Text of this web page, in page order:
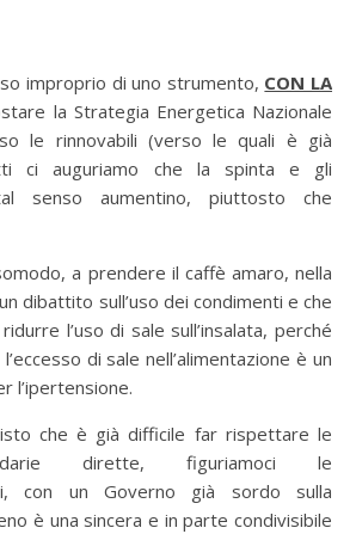
improprio di uno strumento, CON LA
la Strategia Energetica Nazionale
le rinnovabili (verso le quali è già
ci auguriamo che la spinta e gli
senso aumentino, piuttosto che
a prendere il caffè amaro, nella
dibattito sull’uso dei condimenti e che
l’uso di sale sull’insalata, perché
di sale nell’alimentazione è un
l’ipertensione.
che è già difficile far rispettare le
dirette, figuriamoci le
con un Governo già sordo sulla
è una sincera e in parte condivisibile